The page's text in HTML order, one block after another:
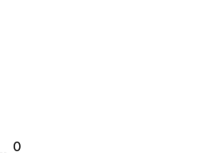
0